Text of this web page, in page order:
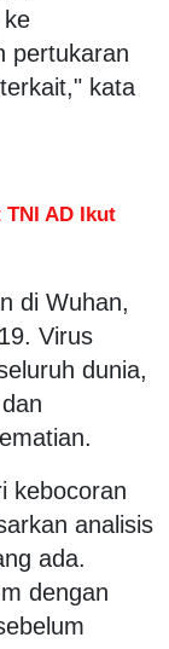
ke
pertukaran
kata
AD Ikut
di Wuhan,
Virus
dunia,
kebocoran
analisis
ada.
dengan